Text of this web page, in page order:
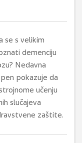
se s velikim
demenciju
Nedavna
pokazuje da
učenju
slučajeva
zaštite.